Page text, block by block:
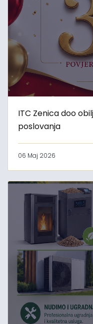
ITC Zenica doo
poslovanja
06 Maj 2026